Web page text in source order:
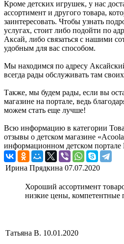
Кроме детских игрушек, у нас
ассортимент и другого товара,
заинтересовать. Чтобы узнать
услугах, стоит либо подойти по
Аксай, либо связаться с нашими
удобным для вас способом.
Мы находимся по адресу
всегда рады обслуживать там
Также, мы будем рады, если вы
магазине на портале, ведь
можем стать еще лучше!
Всю информацию в категории
отзывы о детском магазине
информационном детском портале
Ирина Прядкина 07.07.2020
Хороший ассортимент
низкие цены, компетентные
Татьяна В. 10.01.2020